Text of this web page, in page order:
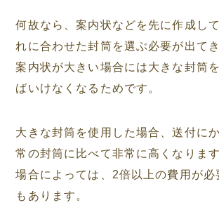
何故なら、案内状などを先に作成し
れに合わせた封筒を選ぶ必要が出て
案内状が大きい場合には大きな封筒
ばいけなくなるためです。
大きな封筒を使用した場合、送付に
常の封筒に比べて非常に高くなります
場合によっては、2倍以上の費用が必
もあります。